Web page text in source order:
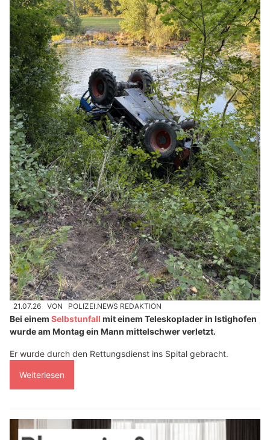
21.07.26 VON POLIZEI.NEWS REDAKTION
Bei einem Selbstunfall mit einem Teleskoplader in Istighofen
wurde am Montag ein Mann mittelschwer verletzt.
Er wurde durch den Rettungsdienst ins Spital gebracht.
Weiterlesen